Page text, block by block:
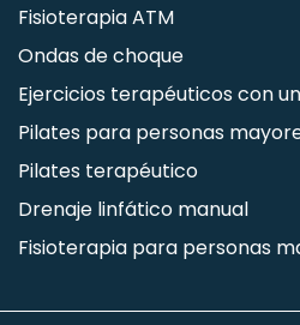
Fisioterapia ATM
Ondas de choque
Ejercicios terapéuticos con
Pilates para personas
Pilates terapéutico
Drenaje linfático manual
Fisioterapia para personas